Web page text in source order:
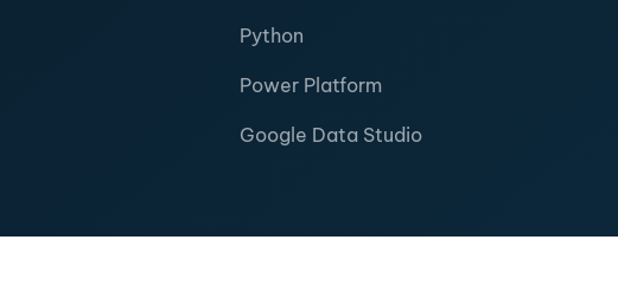
Python
Power Platform
Google Data Studio